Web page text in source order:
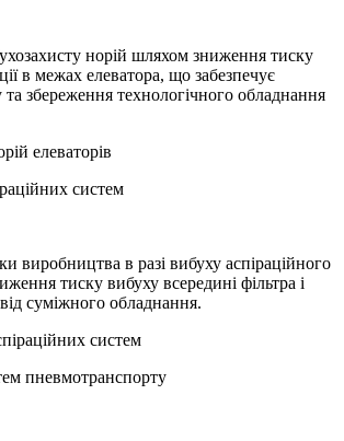
норій шляхом зниження тиску
в межах елеватора, що забезпечує
та збереження технологічного обладнання
систем
виробництва в разі вибуху аспіраційного
тиску вибуху всередині фільтра і
суміжного обладнання.
пневмотранспорту